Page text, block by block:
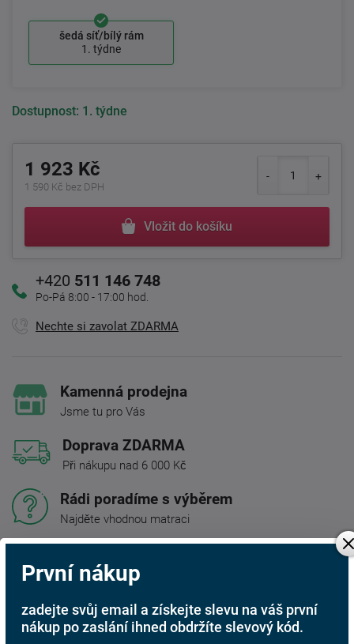
šedá síť/bílý rám
1. týdne
Dostupnost: 1. týdne
1 923 Kč
1 590 Kč bez DPH
Vložit do košíku
+420 511 146 748
Po-Pá 8:00 - 17:00 hod.
Nechte si zavolat ZDARMA
Kamenná prodejna
Jsme tu pro Vás
Doprava ZDARMA
Při nákupu nad 6 000 Kč
Rádi poradíme s výběrem
Najděte vhodnou matraci
S tradicí od roku 1991
Popis produktu
První nákup
zadejte svůj email a získejte slevu na váš první
nákup po zaslání ihned obdržíte slevový kód.